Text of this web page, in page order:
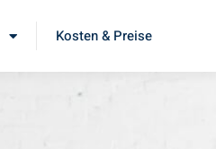
Kosten & Preise